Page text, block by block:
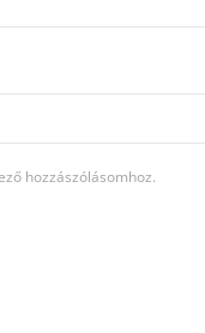
hozzászólásomhoz.